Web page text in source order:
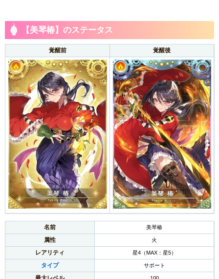
【美琴椿】のステータス
覚醒前 覚醒後
名前 美琴椿
属性 火
レアリティ 星4（MAX：星5）
タイプ サポート
100